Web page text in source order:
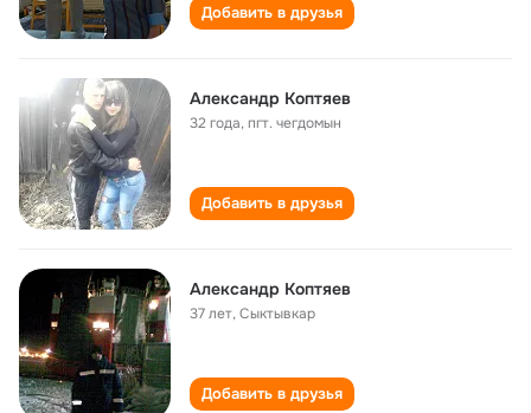
Добавить в друзья
Александр Коптяев
32 года,пгт. чегдомын
Добавить в друзья
Александр Коптяев
37 лет,Сыктывкар
Добавить в друзья